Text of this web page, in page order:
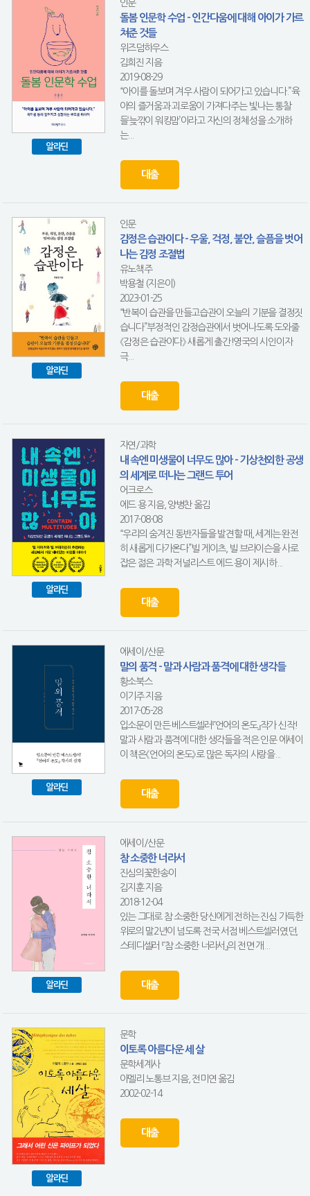
알라딘
인문
돌봄 인문학 수업 - 인간다움에 대해 아이가 가르
쳐준 것들
위즈덤하우스
김희진 지음
2019-08-29
“아이를 돌보며 겨우 사람이 되어가고 있습니다.”육
아의 즐거움과 괴로움이 가져다주는 빛나는 통찰
들‘늦깎이 워킹맘’이라고 자신의 정체성을 소개하
는...
대출
알라딘
인문
감정은 습관이다 - 우울, 걱정, 불안, 슬픔을 벗어
나는 감정 조절법
유노책주
박용철 (지은이)
2023-01-25
“반복이 습관을 만들고습관이 오늘의 기분을 결정짓
습니다”부정적인 감정습관에서 벗어나도록 도와줄
《감정은 습관이다》 새롭게 출간!영국의 시인이자
극...
대출
알라딘
자연/과학
내 속엔 미생물이 너무도 많아 - 기상천외한 공생
의 세계로 떠나는 그랜드 투어
어크로스
에드 용 지음, 양병찬 옮김
2017-08-08
“우리의 숨겨진 동반자들을 발견할 때, 세계는 완전
히 새롭게 다가온다”빌 게이츠, 빌 브라이슨을 사로
잡은 젊은 과학 저널리스트 에드 용이 제시하...
대출
알라딘
에세이/산문
말의 품격 - 말과 사람과 품격에 대한 생각들
황소북스
이기주 지음
2017-05-28
입소문이 만든 베스트셀러『언어의 온도』작가 신작!
말과 사람과 품격에 대한 생각들을 적은 인문 에세이
이 책은《언어의 온도》로 많은 독자의 사랑을...
대출
알라딘
에세이/산문
참 소중한 너라서
진심의꽃한송이
김지훈 지음
2018-12-04
있는 그대로 참 소중한 당신에게 전하는 진심 가득한
위로의 말2년이 넘도록 전국 서점 베스트셀러였던,
스테디셀러 『참 소중한 너라서』의 전면 개...
대출
알라딘
문학
이토록 아름다운 세 살
문학세계사
아멜리 노통브 지음, 전미연 옮김
2002-02-14
대출